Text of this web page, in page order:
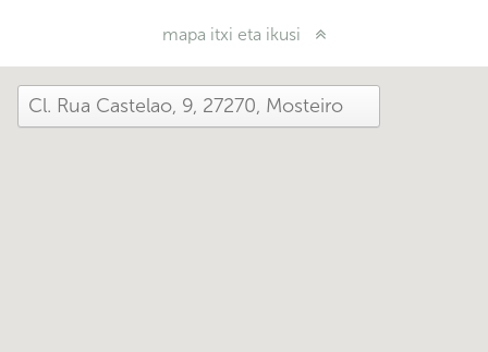
mapa itxi eta ikusi